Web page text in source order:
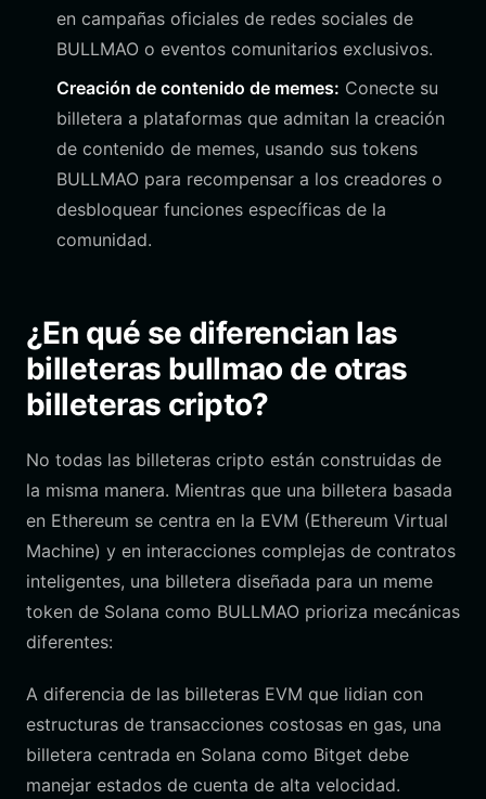
en campañas oficiales de redes sociales de
BULLMAO o eventos comunitarios exclusivos.
Creación de contenido de memes: Conecte su
billetera a plataformas que admitan la creación
de contenido de memes, usando sus tokens
BULLMAO para recompensar a los creadores o
desbloquear funciones específicas de la
comunidad.
¿En qué se diferencian las
billeteras bullmao de otras
billeteras cripto?
No todas las billeteras cripto están construidas de
la misma manera. Mientras que una billetera basada
en Ethereum se centra en la EVM (Ethereum Virtual
Machine) y en interacciones complejas de contratos
inteligentes, una billetera diseñada para un meme
token de Solana como BULLMAO prioriza mecánicas
diferentes:
A diferencia de las billeteras EVM que lidian con
estructuras de transacciones costosas en gas, una
billetera centrada en Solana como Bitget debe
manejar estados de cuenta de alta velocidad.